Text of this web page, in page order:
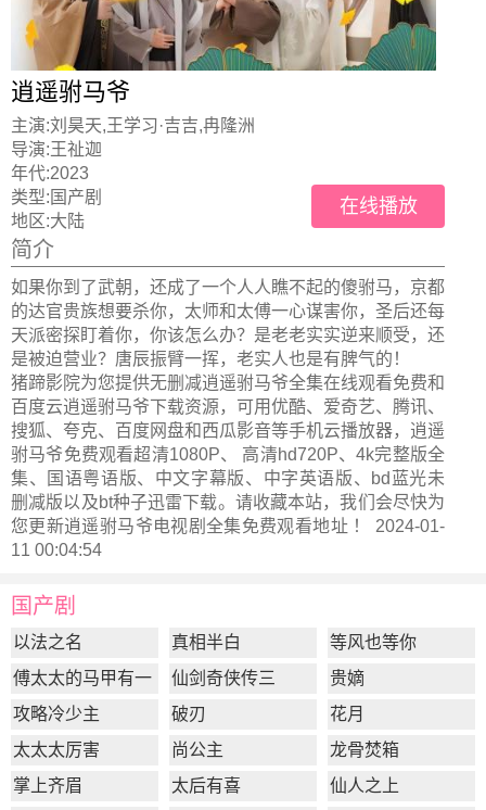
逍遥驸马爷
主演:刘昊天,王学习·吉吉,冉隆洲
导演:王祉迦
年代:2023
类型: 国产剧
地区:大陆
在线播放
简介
如果你到了武朝，还成了一个人人瞧不起的傻驸马，京都
的达官贵族想要杀你，太师和太傅一心谋害你，圣后还每
天派密探盯着你，你该怎么办？是老老实实逆来顺受，还
是被迫营业？唐辰振臂一挥，老实人也是有脾气的！
猪蹄影院为您提供无删减逍遥驸马爷全集在线观看免费和
百度云逍遥驸马爷下载资源，可用优酷、爱奇艺、腾讯、
搜狐、夸克、百度网盘和西瓜影音等手机云播放器，逍遥
驸马爷免费观看超清1080P、 高清hd720P、4k完整版全
集、国语粤语版、中文字幕版、中字英语版、bd蓝光未
删减版以及bt种子迅雷下载。请收藏本站，我们会尽快为
您更新逍遥驸马爷电视剧全集免费观看地址 ！ 2024-01-
11 00:04:54
国产剧
以法之名 真相半白
等风也等你
傅太太的马甲有一
点多
仙剑奇侠传三
贵嫡
攻略冷少主
破刃
花月
太太太厉害
尚公主
龙骨焚箱
掌上齐眉
太后有喜 仙人之上